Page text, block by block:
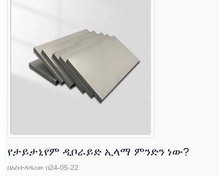
የታይታኒየም ዲቦራይድ ኢላማ ምንድን ነው?
በአስተዳዳሪው በ24-05-22